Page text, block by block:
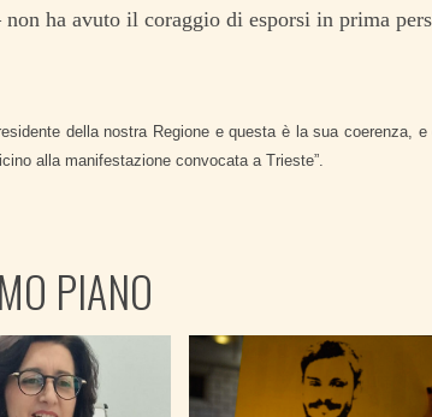
non ha avuto il coraggio di esporsi in prima
della nostra Regione e questa è la sua coerenza,
alla manifestazione convocata a Trieste”.
PIANO